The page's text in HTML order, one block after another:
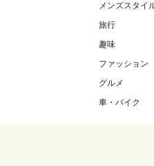
メンズスタイ
旅行
趣味
ファッション
グルメ
車・バイク